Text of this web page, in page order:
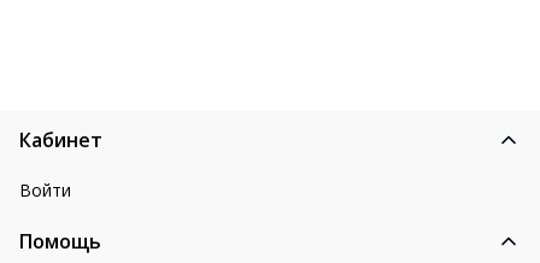
Кабинет
Войти
Помощь